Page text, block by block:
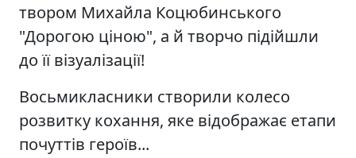
твором Михайла Коцюбинського
"Дорогою ціною", а й творчо підійшли
до її візуалізації!
Восьмикласники створили колесо
розвитку кохання, яке відображає етапи
почуттів героїв...